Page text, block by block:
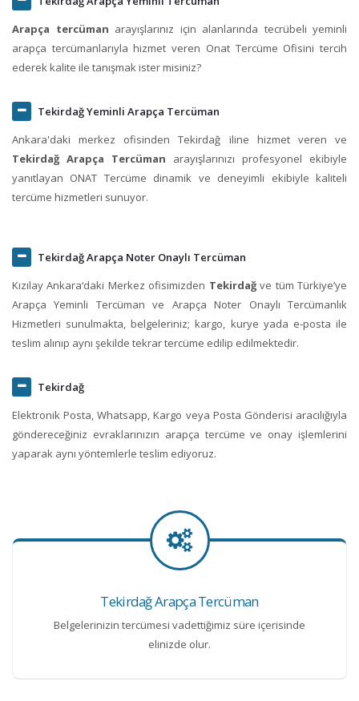
Arapça tercüman arayışlarınız için alanlarında tecrübeli yeminli
arapça tercümanlarıyla hizmet veren Onat Tercüme Ofisini tercih
ederek kalite ile tanışmak ister misiniz?
Tekirdağ Yeminli Arapça Tercüman
Ankara'daki merkez ofisinden Tekirdağ iline hizmet veren ve
Tekirdağ Arapça Tercüman arayışlarınızı profesyonel ekibiyle
yanıtlayan ONAT Tercüme dinamik ve deneyimli ekibiyle kaliteli
tercüme hizmetleri sunuyor.
Tekirdağ Arapça Noter Onaylı Tercüman
Kızılay Ankara‘daki Merkez ofisimizden Tekirdağve tüm Türkiye’ye
Arapça Yeminli Tercüman ve Arapça Noter Onaylı Tercümanlık
Hizmetleri sunulmakta, belgeleriniz; kargo, kurye yada e-posta ile
teslim alınıp aynı şekilde tekrar tercüme edilip edilmektedir.
Tekirdağ
Elektronik Posta, Whatsapp, Kargo veya Posta Gönderisi aracılığıyla
göndereceğiniz evraklarınızın arapça tercüme ve onay işlemlerini
yaparak aynı yöntemlerle teslim ediyoruz.
Tekirdağ Arapça Tercüman
Belgelerinizin tercümesi vadettiğimiz süre içerisinde
elinizde olur.